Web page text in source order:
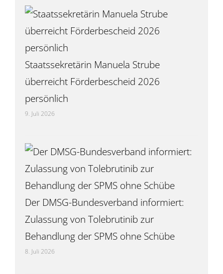
Staatssekretärin Manuela Strube
überreicht Förderbescheid 2026
persönlich
9. Juli 2026
Der DMSG-Bundesverband informiert:
Zulassung von Tolebrutinib zur
Behandlung der SPMS ohne Schübe
8. Juli 2026